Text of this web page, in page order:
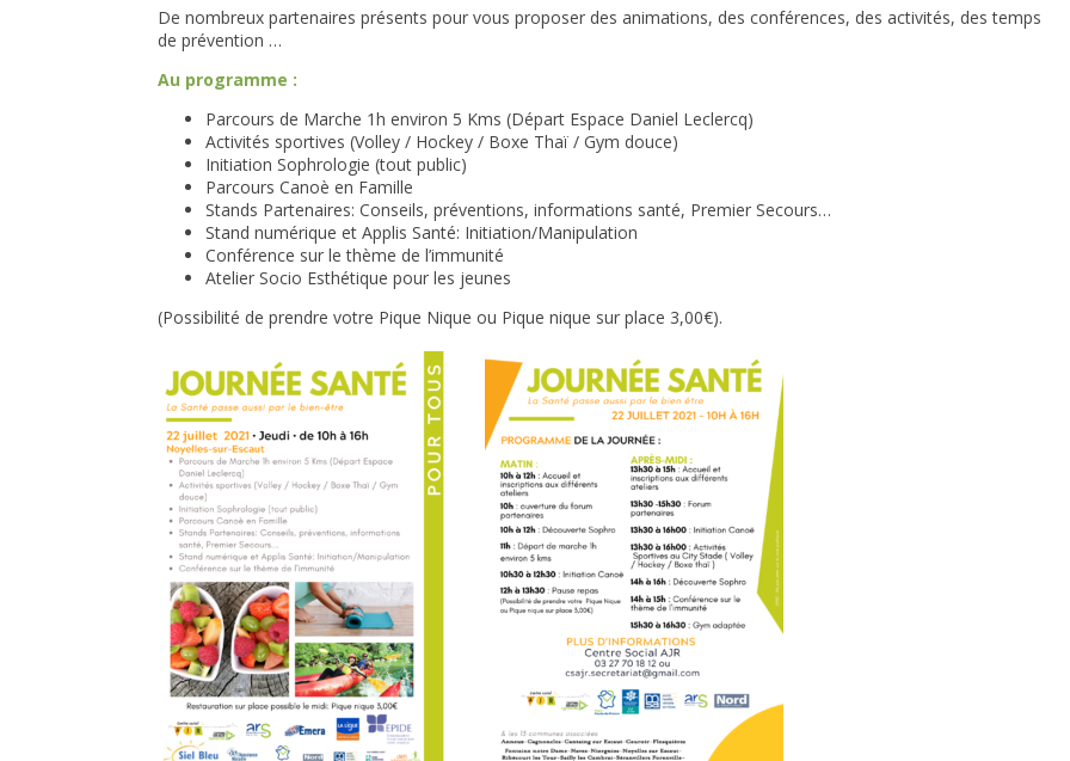
De nombreux partenaires présents pour vous proposer des animations, des conférences, des activités, des temps
de prévention …
Au programme :
Parcours de Marche 1h environ 5 Kms (Départ Espace Daniel Leclercq)
Activités sportives (Volley / Hockey / Boxe Thaï / Gym douce)
Initiation Sophrologie (tout public)
Parcours Canoè en Famille
Stands Partenaires: Conseils, préventions, informations santé, Premier Secours…
Stand numérique et Applis Santé: Initiation/Manipulation
Conférence sur le thème de l’immunité
Atelier Socio Esthétique pour les jeunes
(Possibilité de prendre votre Pique Nique ou Pique nique sur place 3,00€).